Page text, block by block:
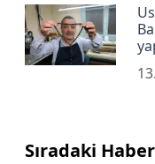
Sıradaki